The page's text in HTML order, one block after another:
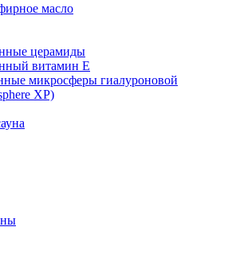
масло
церамиды
витамин Е
микросферы гиалуроновой
XP)